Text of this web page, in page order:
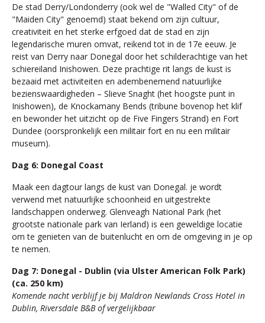
De stad Derry/Londonderry (ook wel de "Walled City" of de
"Maiden City" genoemd) staat bekend om zijn cultuur,
creativiteit en het sterke erfgoed dat de stad en zijn
legendarische muren omvat, reikend tot in de 17e eeuw. Je
reist van Derry naar Donegal door het schilderachtige van het
schiereiland Inishowen. Deze prachtige rit langs de kust is
bezaaid met activiteiten en adembenemend natuurlijke
bezienswaardigheden – Slieve Snaght (het hoogste punt in
Inishowen), de Knockamany Bends (tribune bovenop het klif
en bewonder het uitzicht op de Five Fingers Strand) en Fort
Dundee (oorspronkelijk een militair fort en nu een militair
museum).
Dag 6: Donegal Coast
Maak een dagtour langs de kust van Donegal. je wordt
verwend met natuurlijke schoonheid en uitgestrekte
landschappen onderweg. Glenveagh National Park (het
grootste nationale park van Ierland) is een geweldige locatie
om te genieten van de buitenlucht en om de omgeving in je op
te nemen.
Dag 7: Donegal - Dublin (via Ulster American Folk Park)
(ca. 250 km)
Komende nacht verblijf je bij Maldron Newlands Cross Hotel in
Dublin, Riversdale B&B of vergelijkbaar